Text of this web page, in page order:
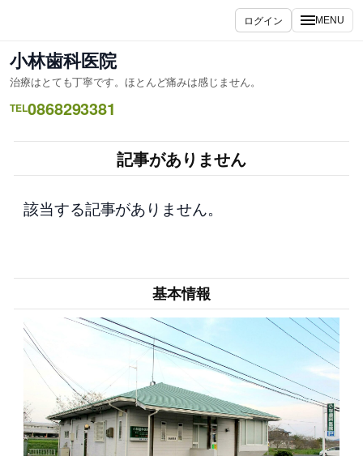
ス
キ
ッ
ログイン MENU
小林歯科医院
治療はとても丁寧です。ほとんど痛みは感じません。
TEL0868293381
記事がありません
該当する記事がありません。
基本情報